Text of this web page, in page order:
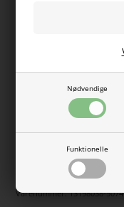
Nødvendige
Funktionelle
Den langærmede
god elasticitet sikrer
benene gør den nem
Farve: Wild Ginger
Materiale: 57%
Name It
Varenummer:13198038-